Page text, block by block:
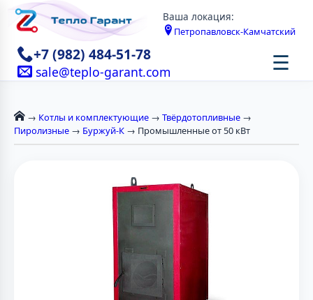
Ваша локация:
Петропавловск-Камчатский
+7 (982) 484-51-78
sale@teplo-garant.com ☰
→ Котлы и комплектующие → Твёрдотопливные →
Пиролизные → Буржуй-К → Промышленные от 50 кВт